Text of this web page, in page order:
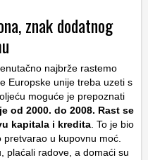
znak dodatnog
najbrže rastemo
Europske unije treba uzeti s
moguće je prepoznati
od 2000. do 2008. Rast se
kapitala i kredita. To je bio
u kupovnu moć.
plaćali radove, a domaći su